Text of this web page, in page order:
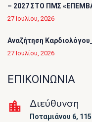
– 2027 ΣΤΟ ΠΜΣ
27 Ιουλίου, 2026
Αναζήτηση
27 Ιουλίου, 2026
ΕΠΙΚΟΙΝΩΝΙΑ
Διεύθυνση
Ποταμιάνου 6,